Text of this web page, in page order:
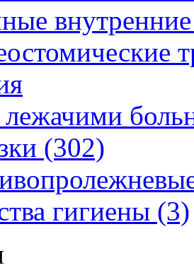
лежачими
(302)
гигиены (3)